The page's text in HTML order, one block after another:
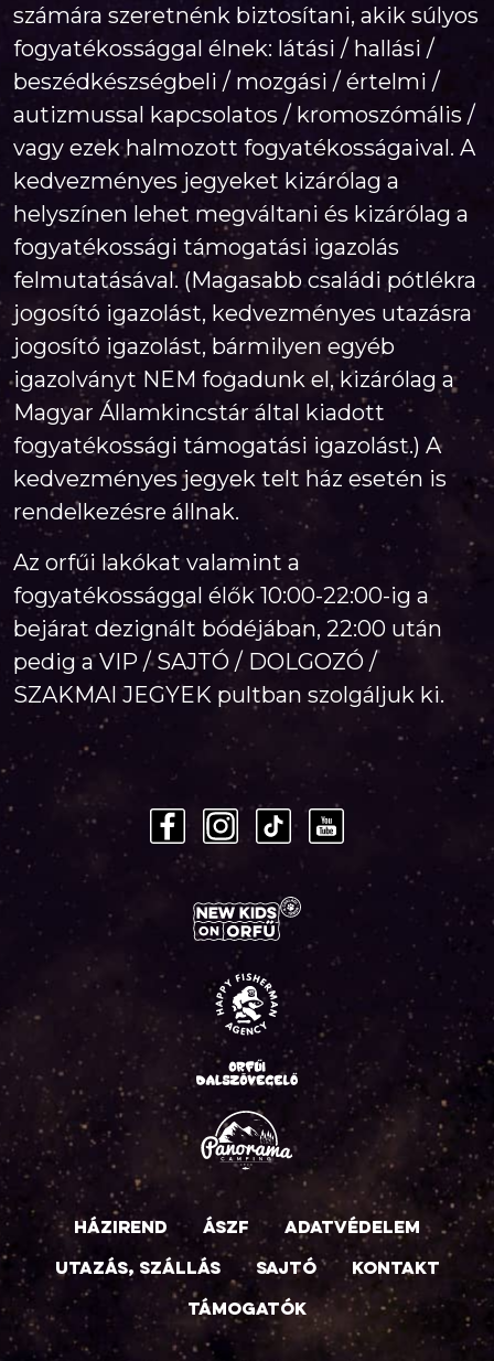
számára szeretnénk biztosítani, akik súlyos
fogyatékossággal élnek: látási / hallási /
beszédkészségbeli / mozgási / értelmi /
autizmussal kapcsolatos / kromoszómális /
vagy ezek halmozott fogyatékosságaival. A
kedvezményes jegyeket kizárólag a
helyszínen lehet megváltani és kizárólag a
fogyatékossági támogatási igazolás
felmutatásával. (Magasabb családi pótlékra
jogosító igazolást, kedvezményes utazásra
jogosító igazolást, bármilyen egyéb
igazolványt NEM fogadunk el, kizárólag a
Magyar Államkincstár által kiadott
fogyatékossági támogatási igazolást.) A
kedvezményes jegyek telt ház esetén is
rendelkezésre állnak.
Az orfűi lakókat valamint a
fogyatékossággal élők 10:00-22:00-ig a
bejárat dezignált bódéjában, 22:00 után
pedig a VIP / SAJTÓ / DOLGOZÓ /
SZAKMAI JEGYEK pultban szolgáljuk ki.
Házirend ÁSZF Adatvédelem
Utazás, szállás Sajtó Kontakt
Támogatók